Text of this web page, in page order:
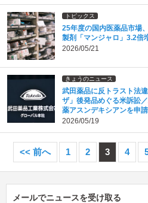
トピックス
25年度の国内医薬品市場
製剤「マンジャロ」3.2倍
2026/05/21
きょうのニュース
武田薬品に反トラスト法
ザ」後発品めぐる米訴訟
薬アスンデキシアンを申
ュースまとめ読み（2026
2026/05/19
<< 前へ 1 2 3 4
メールでニュースを受け取る